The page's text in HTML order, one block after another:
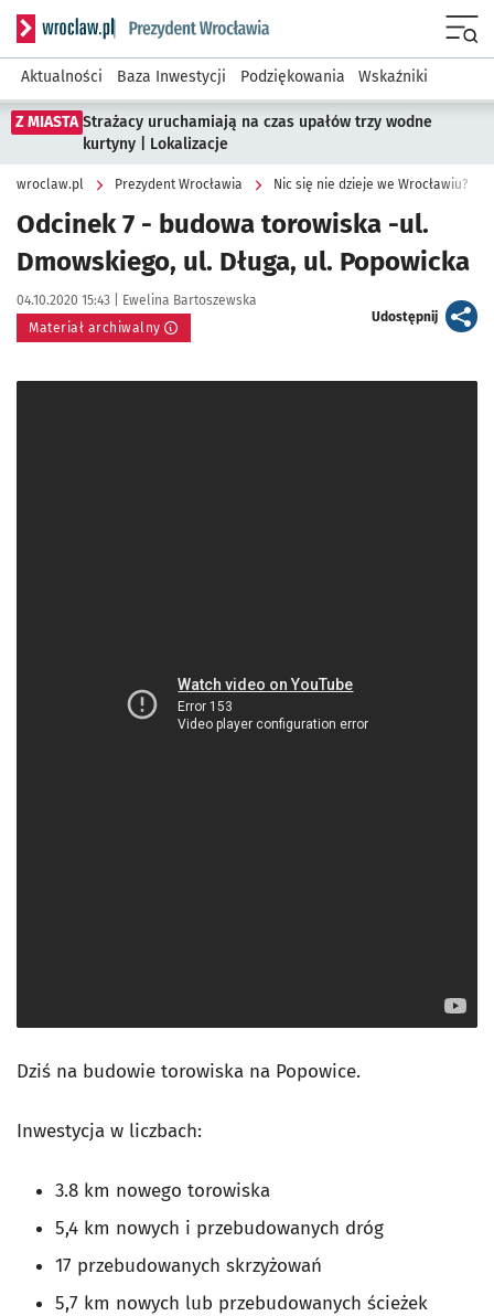
Serwis informacyjny wroclaw.pl podserwis: Prezydent
Aktualności Baza Inwestycji Podziękowania Wskaźniki
Z MIASTA Strażacy uruchamiają na czas upałów trzy wodne
kurtyny | Lokalizacje
wroclaw.pl Prezydent Wrocławia Nic się nie dzieje we Wrocławiu?
Odcinek 7 - budowa torowiska -ul.
Dmowskiego, ul. Długa, ul. Popowicka
Data publikacji:
04.10.2020 15:43 | Autor:
Ewelina Bartoszewska
Materiał archiwalny
Udostępnijartykuł
Dziś na budowie torowiska na Popowice.
Inwestycja w liczbach:
3.8 km nowego torowiska
5,4 km nowych i przebudowanych dróg
17 przebudowanych skrzyżowań
5,7 km nowych lub przebudowanych ścieżek